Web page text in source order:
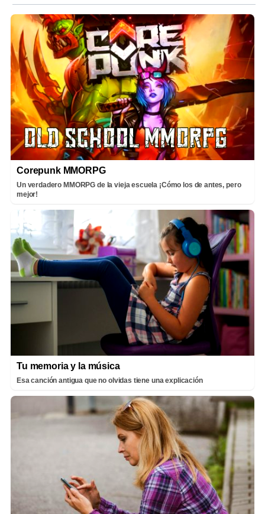
Corepunk MMORPG
Un verdadero MMORPG de la vieja escuela ¡Cómo los de antes, pero
mejor!
Tu memoria y la música
Esa canción antigua que no olvidas tiene una explicación